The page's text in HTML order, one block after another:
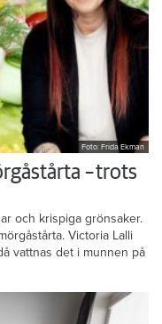
Foto: Frida Ekman
– trots
och krispiga grönsaker.
Victoria Lalli
vattnas det i munnen på